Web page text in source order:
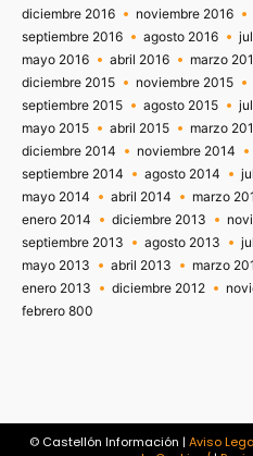
diciembre 2016
noviembre 2016
septiembre 2016
agosto 2016
mayo 2016
abril 2016 marzo
diciembre 2015
noviembre 2015
septiembre 2015
agosto 2015
mayo 2015
abril 2015 marzo
diciembre 2014
noviembre 2014
septiembre 2014
agosto 2014
mayo 2014
abril 2014 marzo
enero 2014
diciembre 2013
septiembre 2013
agosto 2013
mayo 2013
abril 2013 marzo
enero 2013
diciembre 2012
febrero 800
© Castellón Información | Aviso